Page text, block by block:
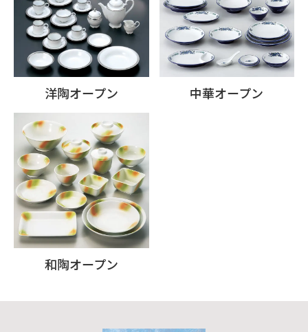
洋陶オープン 中華オープン
和陶オープン